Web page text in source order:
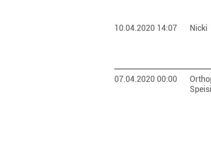
10.04.2020 14:07 Nicki
07.04.2020 00:00